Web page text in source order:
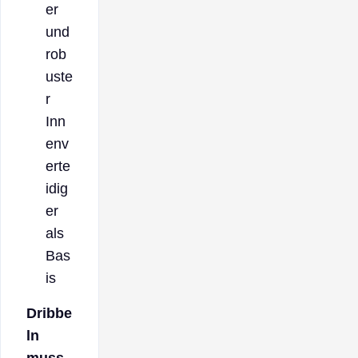
er
und
rob
uste
r
Inn
env
erte
idig
er
als
Bas
is
Dribbe
ln